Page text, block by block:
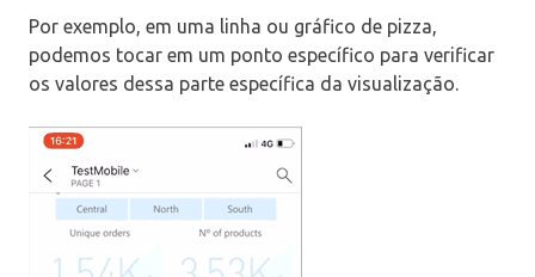
Por exemplo, em uma linha ou gráfico de pizza,
podemos tocar em um ponto específico para verificar
os valores dessa parte específica da visualização.